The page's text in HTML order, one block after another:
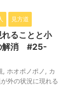
見方道
ることと小
解消 #25-
ホオポノポノ
カ
外の状況に現れる